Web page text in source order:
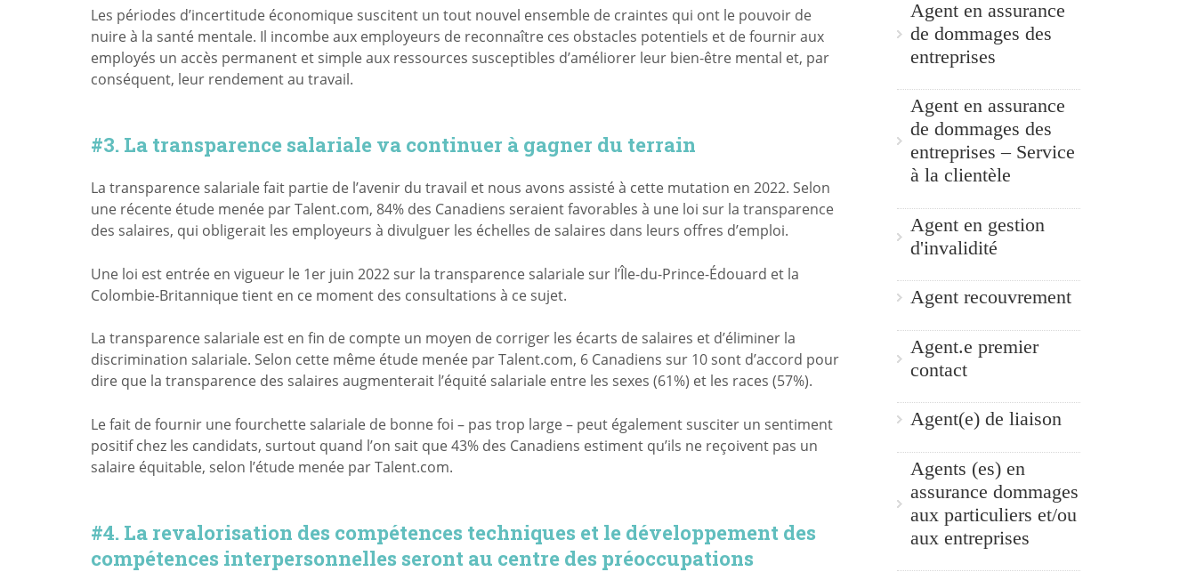
Les périodes d’incertitude économique suscitent un tout nouvel ensemble de craintes qui ont le pouvoir de
nuire à la santé mentale. Il incombe aux employeurs de reconnaître ces obstacles potentiels et de fournir aux
employés un accès permanent et simple aux ressources susceptibles d’améliorer leur bien-être mental et, par
conséquent, leur rendement au travail.
#3. La transparence salariale va continuer à gagner du terrain
La transparence salariale fait partie de l’avenir du travail et nous avons assisté à cette mutation en 2022. Selon
une récente étude menée par Talent.com, 84% des Canadiens seraient favorables à une loi sur la transparence
des salaires, qui obligerait les employeurs à divulguer les échelles de salaires dans leurs offres d’emploi.
Une loi est entrée en vigueur le 1er juin 2022 sur la transparence salariale sur l’Île-du-Prince-Édouard et la
Colombie-Britannique tient en ce moment des consultations à ce sujet.
La transparence salariale est en fin de compte un moyen de corriger les écarts de salaires et d’éliminer la
discrimination salariale. Selon cette même étude menée par Talent.com, 6 Canadiens sur 10 sont d’accord pour
dire que la transparence des salaires augmenterait l’équité salariale entre les sexes (61%) et les races (57%).
Le fait de fournir une fourchette salariale de bonne foi – pas trop large – peut également susciter un sentiment
positif chez les candidats, surtout quand l’on sait que 43% des Canadiens estiment qu’ils ne reçoivent pas un
salaire équitable, selon l’étude menée par Talent.com.
#4. La revalorisation des compétences techniques et le développement des
compétences interpersonnelles seront au centre des préoccupations
Agent en assurance
de dommages des
entreprises
Agent en assurance
de dommages des
entreprises – Service
à la clientèle
Agent en gestion
d'invalidité
Agent recouvrement
Agent.e premier
contact
Agent(e) de liaison
Agents (es) en
assurance dommages
aux particuliers et/ou
aux entreprises